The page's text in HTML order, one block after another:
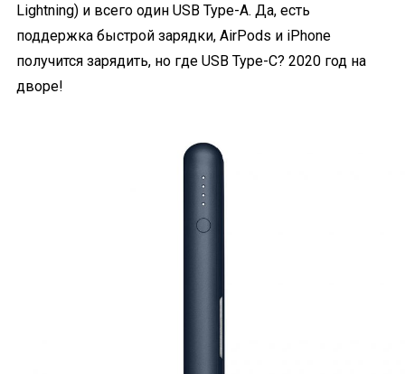
Lightning) и всего один USB Type-A. Да, есть
поддержка быстрой зарядки, AirPods и iPhone
получится зарядить, но где USB Type-C? 2020 год на
дворе!